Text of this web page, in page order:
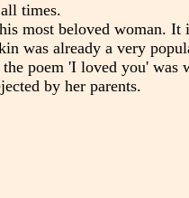
times.
most beloved woman.
was already a very
poem 'I loved you'
by her parents.